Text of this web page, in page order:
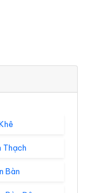
Thạch
Bàn